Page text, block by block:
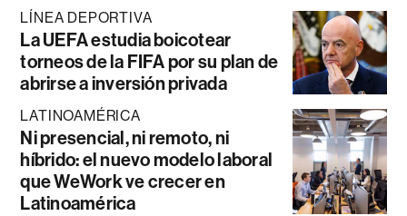
LÍNEA DEPORTIVA
La UEFA estudia boicotear
torneos de la FIFA por su plan de
abrirse a inversión privada
LATINOAMÉRICA
Ni presencial, ni remoto, ni
híbrido: el nuevo modelo laboral
que WeWork ve crecer en
Latinoamérica